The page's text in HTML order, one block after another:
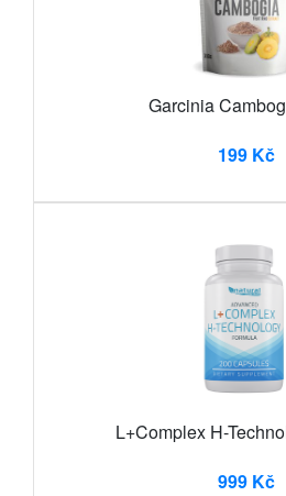
Garcinia
199 Kč
L+Complex H-
999 Kč